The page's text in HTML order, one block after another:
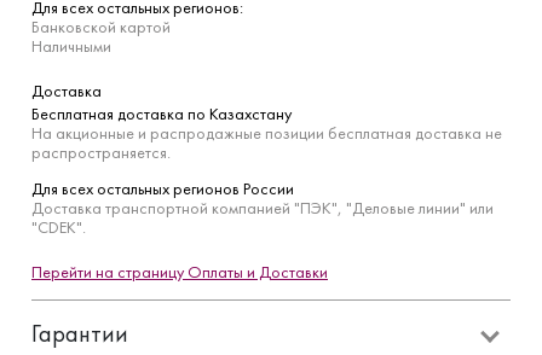
Для всех остальных регионов:
Банковской картой
Наличными
Доставка
Бесплатная доставка по Казахстану
На акционные и распродажные позиции бесплатная доставка не
распространяется.
Для всех остальных регионов России
Доставка транспортной компанией "ПЭК", "Деловые линии" или
"CDEK".
Перейти на страницу Оплаты и Доставки
Гарантии